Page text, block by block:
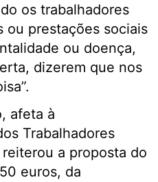
os trabalhadores
ou prestações sociais
ou doença,
dizerem que nos
afeta à
Trabalhadores
a proposta do
euros, da